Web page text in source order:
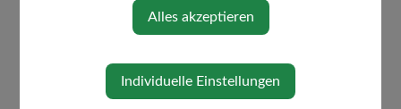
UNWETTER - ZIVILSCHUTZ
ABGABEN/GEBÜHREN
Alles akzeptieren
Individuelle Einstellungen